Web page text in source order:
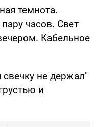
темнота.
часов. Свет
Кабельное
не держал"
и